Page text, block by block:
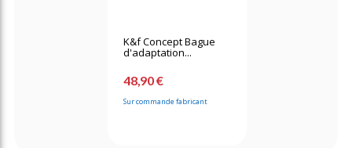
K&f Concept Bague
d'adaptation...
48,90 €
Sur commande fabricant